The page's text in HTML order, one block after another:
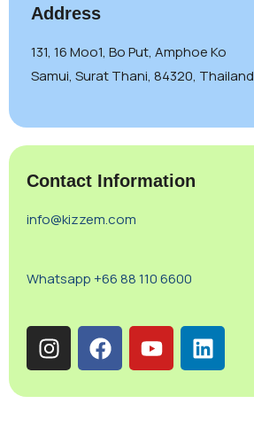
Address
131, 16 Moo1, Bo Put, Amphoe Ko
Samui, Surat Thani, 84320, Thailand
Contact Information
info@kizzem.com
Whatsapp +66 88 110 6600